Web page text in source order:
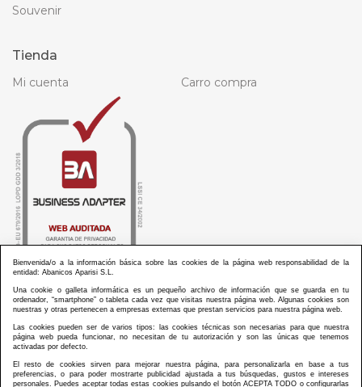
Souvenir
Tienda
Mi cuenta Carro compra
ABANICOS APARISI S.L. ha recibido por parte de La Generalitat Valenciana, la cantidad de
100.000 € en apoyo al proyecto HISOLV/2021/3933/46 del PLAN EMPRESARIAL “PLAN RESISITIR
ABANICOS APARISI S.L. ha recibido por parte de La Generalitat Valenciana, la cantidad de 7.000
€ en apoyo al proyecto CMARTE/2021/265/46 del PLAN AYUDAS DIRECTAS ARTESANIA “CMARTE”.
Bienvenida/o a la información básica sobre las cookies de la página web responsabilidad de la
entidad: Abanicos Aparisi S.L.
Una cookie o galleta informática es un pequeño archivo de información que se guarda en tu
ordenador, “smartphone” o tableta cada vez que visitas nuestra página web. Algunas cookies son
nuestras y otras pertenecen a empresas externas que prestan servicios para nuestra página web.
Las cookies pueden ser de varios tipos: las cookies técnicas son necesarias para que nuestra
página web pueda funcionar, no necesitan de tu autorización y son las únicas que tenemos
activadas por defecto.
El resto de cookies sirven para mejorar nuestra página, para personalizarla en base a tus
preferencias, o para poder mostrarte publicidad ajustada a tus búsquedas, gustos e intereses
personales. Puedes aceptar todas estas cookies pulsando el botón ACEPTA TODO o configurarlas